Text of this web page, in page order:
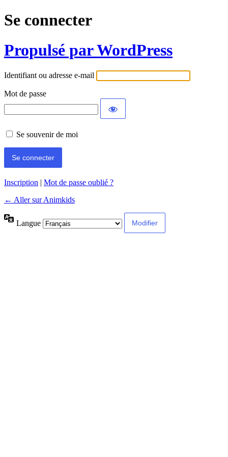
Se connecter
Propulsé par WordPress
Identifiant ou adresse e-mail
Mot de passe
Se souvenir de moi
Inscription | Mot de passe oublié ?
← Aller sur Animkids
Langue